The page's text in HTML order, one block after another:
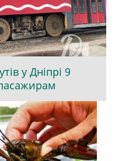
у Дніпрі 9